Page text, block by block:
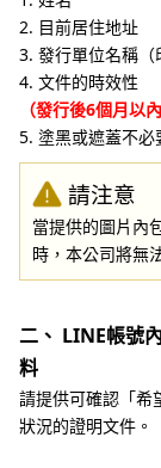
2. 目前居住地址
3. 發行單位名稱（
4. 文件的時效性
（發行後6個月以
5. 塗黑或遮蓋不必
請注意
當提供的圖片內
時，本公司將無
二、 LINE帳號
料
請提供可確認「希
狀況的證明文件。